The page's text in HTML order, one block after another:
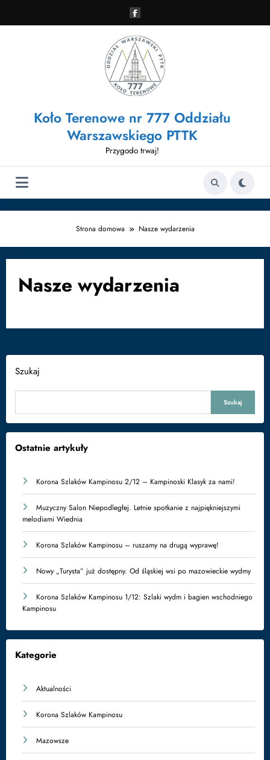
treści
Koło Terenowe nr 777 Oddziału
Warszawskiego PTTK
Przygodo trwaj!
Strona domowa Nasze wydarzenia
Nasze wydarzenia
Szukaj
Szukaj
Ostatnie artykuły
Korona Szlaków Kampinosu 2/12 – Kampinoski Klasyk za nami!
Muzyczny Salon Niepodległej. Letnie spotkanie z najpiękniejszymi
melodiami Wiednia
Korona Szlaków Kampinosu – ruszamy na drugą wyprawę!
Nowy „Turysta” już dostępny. Od śląskiej wsi po mazowieckie wydmy
Korona Szlaków Kampinosu 1/12: Szlaki wydm i bagien wschodniego
Kampinosu
Kategorie
Aktualności
Korona Szlaków Kampinosu
Mazowsze